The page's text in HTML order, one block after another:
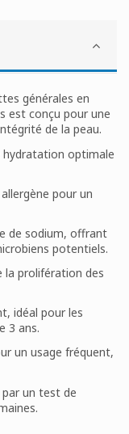
générales en
est conçu pour une
de la peau.
hydratation optimale
pour un
de sodium, offrant
potentiels.
prolifération des
idéal pour les
3 ans.
un usage fréquent,
un test de